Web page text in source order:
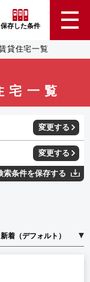
保存した条件
貸住宅一覧
宅一覧
変更する
変更する
索条件を保存する